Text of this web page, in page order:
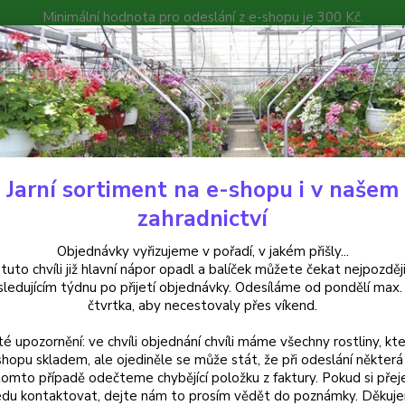
Minimální hodnota pro odeslání z e-shopu je 300 Kč.
můžete čekat nejpozději v následujícím týdnu po přijetí
Poradna Kontakty
Hledat
Trvalky Platycodon grandiflorus – Astra Rose - cena na prodejně
grandiflorus – Astra
Kvete
Jarní sortiment na e-shopu i v našem
zahradnictví
Objednávky vyřizujeme v pořadí, v jakém přišly...
chvíli již hlavní nápor opadl a balíček můžete čekat
týdnu po přijetí objednávky. Odesíláme od pondělí
čtvrtka, aby necestovaly přes víkend.
upozornění: ve chvíli objednání chvíli máme všechny rostliny,
skladem, ale ojediněle se může stát, že při odeslání některá
případě odečteme chybějící položku z faktury. Pokud si
kontaktovat, dejte nám to prosím vědět do poznámky.